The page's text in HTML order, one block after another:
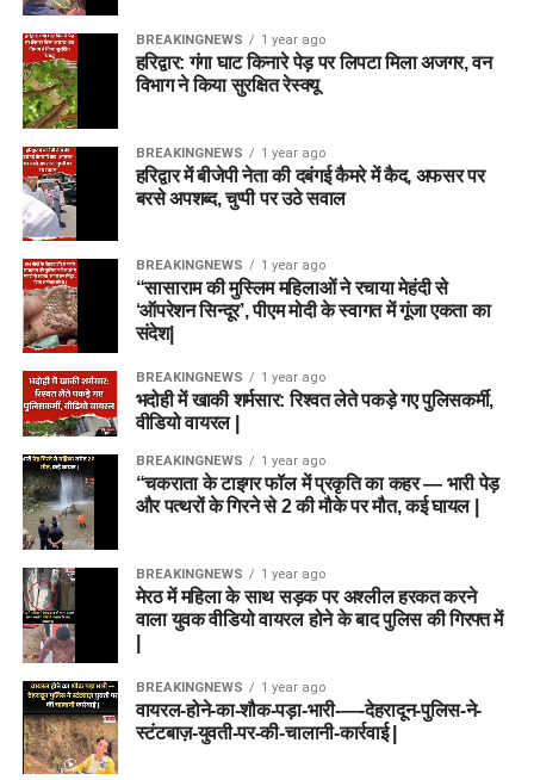
BREAKINGNEWS 1 year ago
हरिद्वार: गंगा घाट किनारे पेड़ पर लिपटा मिला अजगर, वन
विभाग ने किया सुरक्षित रेस्क्यू
BREAKINGNEWS 1 year ago
हरिद्वार में बीजेपी नेता की दबंगई कैमरे में कैद, अफसर पर
बरसे अपशब्द, चुप्पी पर उठे सवाल
BREAKINGNEWS 1 year ago
“सासाराम की मुस्लिम महिलाओं ने रचाया मेहंदी से
‘ऑपरेशन सिन्दूर’, पीएम मोदी के स्वागत में गूंजा एकता का
संदेश|
BREAKINGNEWS 1 year ago
भदोही में खाकी शर्मसार: रिश्वत लेते पकड़े गए पुलिसकर्मी,
वीडियो वायरल |
BREAKINGNEWS 1 year ago
“चकराता के टाइगर फॉल में प्रकृति का कहर — भारी पेड़
और पत्थरों के गिरने से 2 की मौके पर मौत, कई घायल |
BREAKINGNEWS 1 year ago
मेरठ में महिला के साथ सड़क पर अश्लील हरकत करने
वाला युवक वीडियो वायरल होने के बाद पुलिस की गिरफ्त में
BREAKINGNEWS 1 year ago
वायरल-होने-का-शौक-पड़ा-भारी-—-देहरादून-पुलिस-ने-
स्टंटबाज़-युवती-पर-की-चालानी-कार्रवाई |